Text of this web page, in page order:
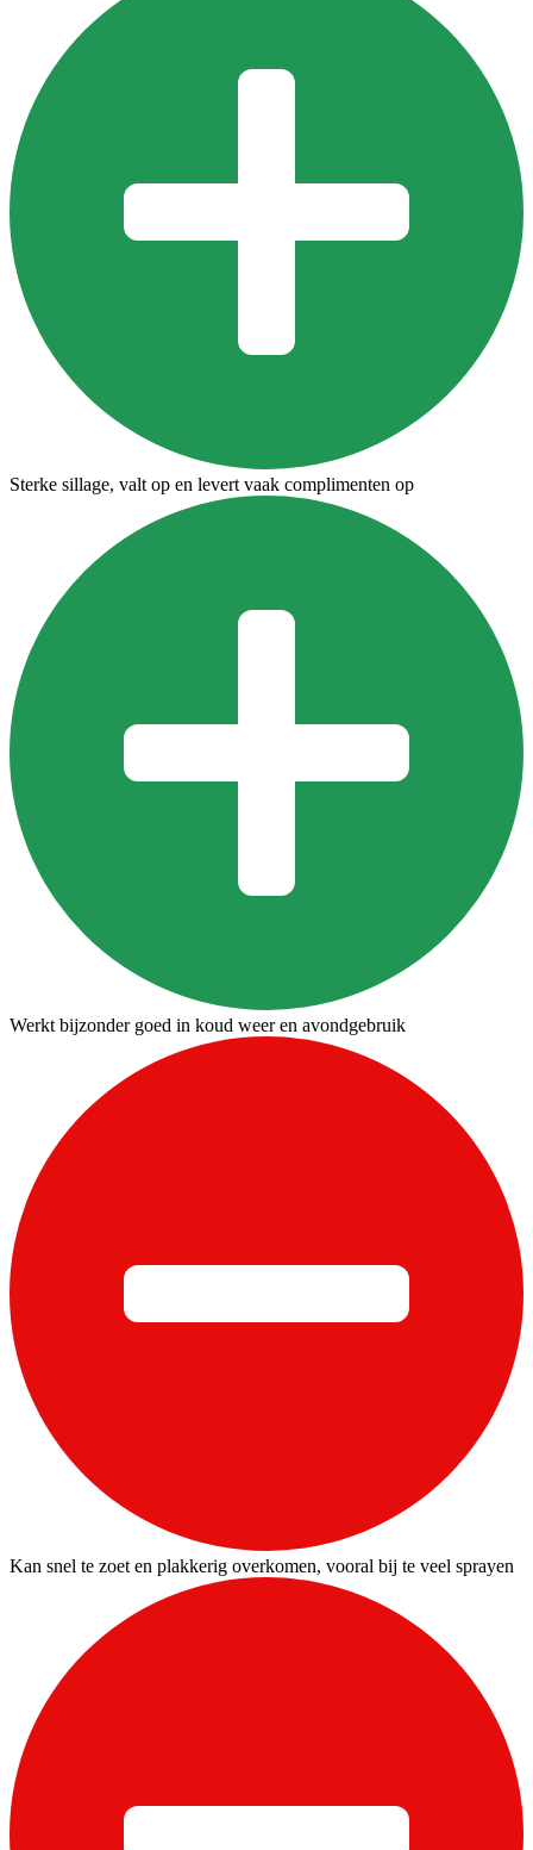
Sterke sillage, valt op en levert vaak complimenten op
Werkt bijzonder goed in koud weer en avondgebruik
Kan snel te zoet en plakkerig overkomen, vooral bij te veel sprayen